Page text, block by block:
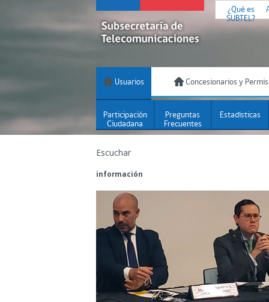
¿Qué es
SUBTEL?
Usuarios Concesionarios y
Participación
Ciudadana
Preguntas
Frecuentes
Estadísticas
Escuchar
información